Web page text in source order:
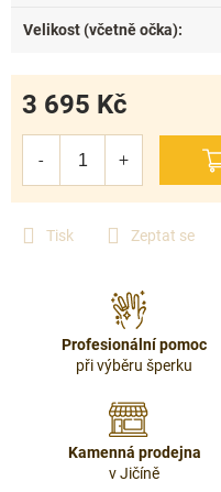
Tisk Zeptat se
3 695 Kč
Velikost (včetně očka):
Profesionální pomoc
při výběru šperku
Kamenná prodejna
v Jičíně